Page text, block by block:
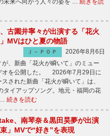
未来へ向かう人々の姿を … 続きを読
古園井寧々が出演する「花火
MVはひと夏の物語
Ｊ－ＰＯＰ
2026年8月6日
、新曲「花火が瞬いて」のミュー
オを公開した。 2026年7月29日に
された新曲「花火が瞬いて」は、
タイアップソング。地元・福岡の花
… 続きを読む
、南琴奈＆黒田昊夢が出演
」MVで“好き”を表現